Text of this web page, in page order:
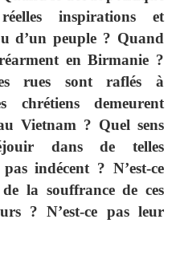
inspirations et
d’un peuple ? Quand
en Birmanie ?
rues sont raflés à
demeurent
Vietnam ? Quel sens
dans de telles
indécent ? N’est-ce
la souffrance de ces
? N’est-ce pas leur